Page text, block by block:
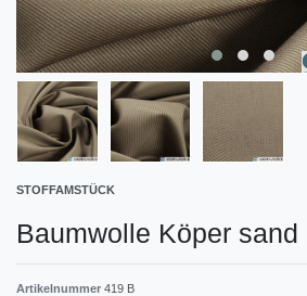
STOFFAMSTÜCK
Baumwolle Köper sand
Artikelnummer 419 B